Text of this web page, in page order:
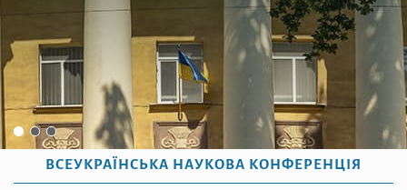
ВСЕУКРАЇНСЬКА НАУКОВА КОНФЕРЕНЦІЯ